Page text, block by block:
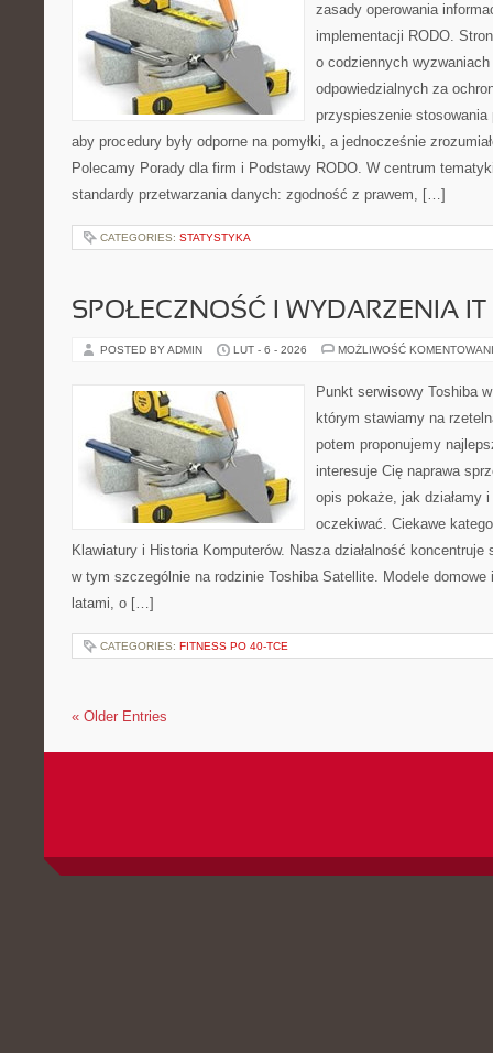
zasady operowania
implementacji RODO.
o codziennych
odpowiedzialnych za
przyspieszenie
aby procedury były odporne na pomyłki, a jednocześnie
Polecamy Porady dla firm i Podstawy RODO. W centrum
standardy przetwarzania danych: zgodność z prawem, […]
CATEGORIES: STATYSTYKA
SPOŁECZNOŚĆ I WYDARZENIA IT
POSTED BY ADMIN LUT - 6 - 2026 MOŻLIWOŚĆ
Punkt serwisowy Toshiba
którym stawiamy na
potem proponujemy
interesuje Cię naprawa
opis pokaże, jak działamy
oczekiwać. Ciekawe
Klawiatury i Historia Komputerów. Nasza działalność
w tym szczególnie na rodzinie Toshiba Satellite. Modele domowe
latami, o […]
CATEGORIES: FITNESS PO 40-TCE
« Older Entries